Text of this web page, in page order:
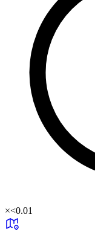
×<0.01